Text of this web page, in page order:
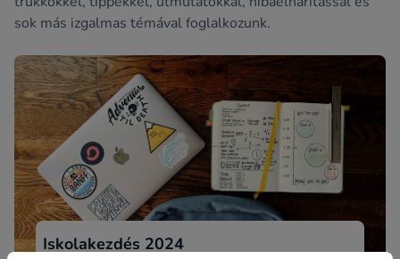
sok más izgalmas témával foglalkozunk.
Iskolakezdés 2024